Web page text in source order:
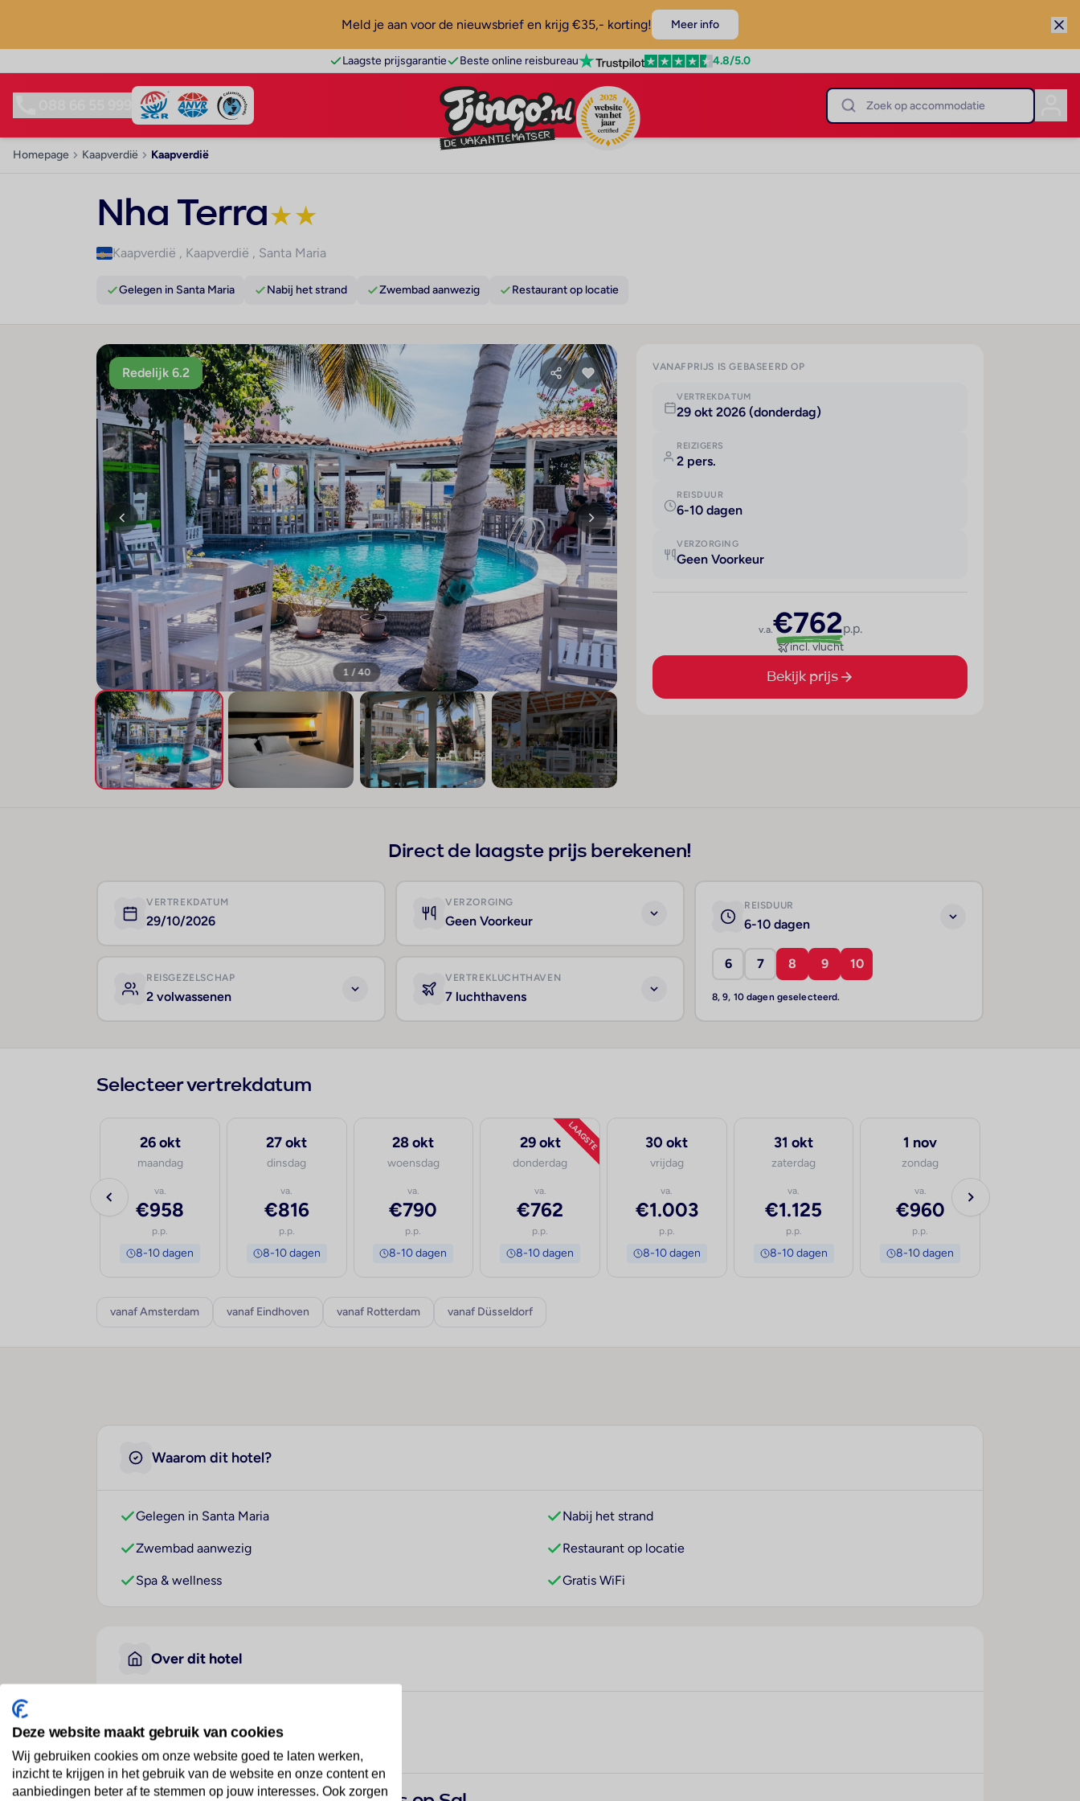
Meld je aan voor de nieuwsbrief en krijg €35,- korting! Meer info
Laagste prijsgarantie Beste online reisbureau 4.8/5.0
Homepage Kaapverdië Kaapverdië
Nha Terra★★
Kaapverdië , Kaapverdië , Santa Maria
Gelegen in Santa Maria Nabij het strand Zwembad aanwezig Restaurant op locatie
Redelijk 6.2
1 / 40
VANAFPRIJS IS GEBASEERD OP
VERTREKDATUM
29 okt 2026 (donderdag)
REIZIGERS
2 pers.
REISDUUR
6-10 dagen
VERZORGING
Geen Voorkeur
v.a.€762p.p.
incl. vlucht
Bekijk prijs
Direct de laagste prijs berekenen!
VERTREKDATUM
29/10/2026
VERZORGING
Geen Voorkeur
REISDUUR
6-10 dagen
6 7 8 9 10
8, 9, 10 dagen geselecteerd.
REISGEZELSCHAP
2 volwassenen
VERTREKLUCHTHAVEN
7 luchthavens
Selecteer vertrekdatum
26 okt
maandag
va.
€958
p.p.
8-10 dagen
27 okt
dinsdag
va.
€816
p.p.
8-10 dagen
28 okt
woensdag
va.
€790
p.p.
8-10 dagen
LAAGSTE
29 okt
donderdag
va.
€762
p.p.
8-10 dagen
30 okt
vrijdag
va.
€1.003
p.p.
8-10 dagen
31 okt
zaterdag
va.
€1.125
p.p.
8-10 dagen
1 nov
zondag
va.
€960
p.p.
8-10 dagen
vanaf Amsterdam vanaf Eindhoven vanaf Rotterdam vanaf Düsseldorf
Waarom dit hotel?
Gelegen in Santa Maria Nabij het strand
Zwembad aanwezig Restaurant op locatie
Spa & wellness Gratis WiFi
Over dit hotel
Nha Terra
Kaapverdië · Kaapverdië · Santa Maria
Deze website maakt gebruik van cookies
Wij gebruiken cookies om onze website goed te laten werken,
inzicht te krijgen in het gebruik van de website en onze content en
aanbiedingen beter af te stemmen op jouw interesses. Ook zorgen